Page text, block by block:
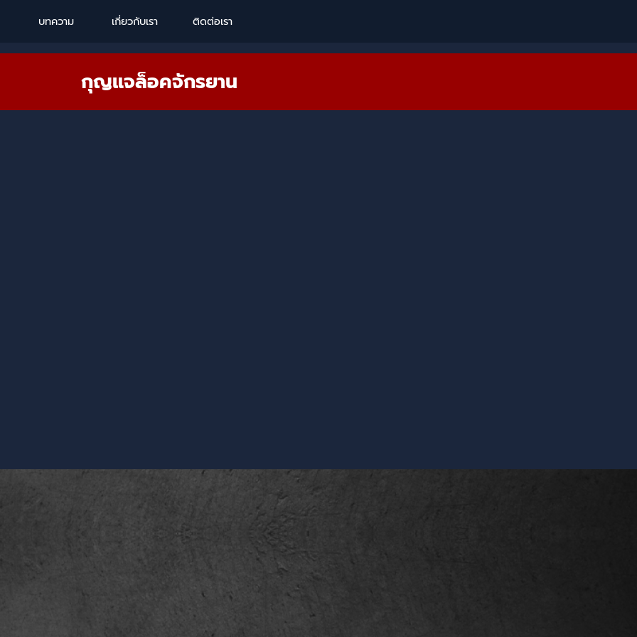
บทความ เกี่ยวกับเรา ติดต่อเรา
กุญแจล็อคจักรยาน